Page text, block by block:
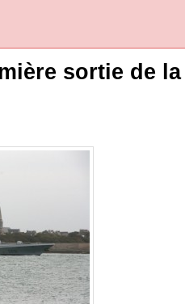
sortie de